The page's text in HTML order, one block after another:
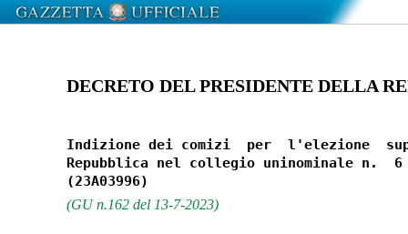
DECRETO DEL PRESIDENTE DELLA
Indizione dei comizi  per  l'elezione
Repubblica nel collegio uninominale n.
(GU n.162 del 13-7-2023)